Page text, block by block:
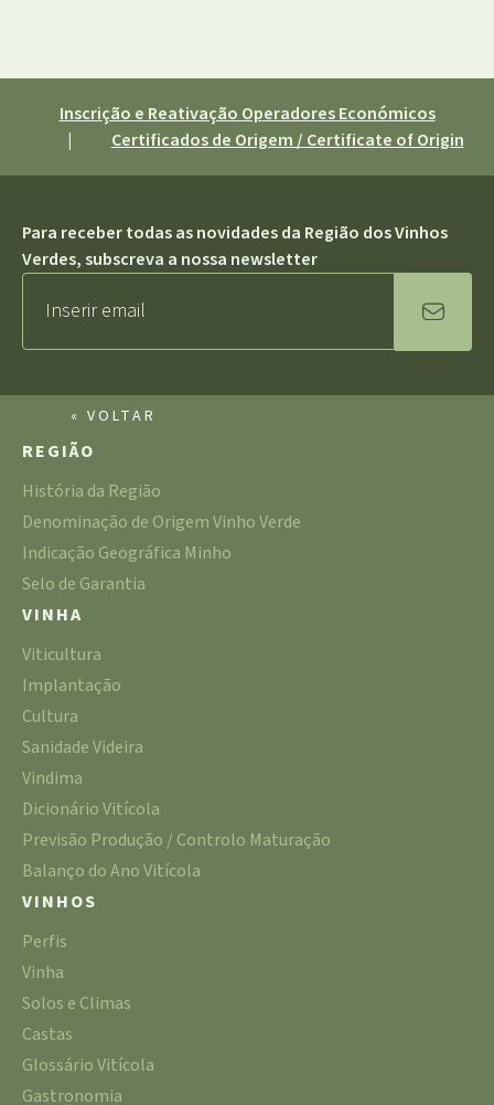
Inscrição e Reativação Operadores Económicos
|
Certificados de Origem / Certificate of Origin
Para receber todas as novidades da Região dos Vinhos
Verdes, subscreva a nossa newsletter
« VOLTAR
REGIÃO
História da Região
Denominação de Origem Vinho Verde
Indicação Geográfica Minho
Selo de Garantia
VINHA
Viticultura
Implantação
Cultura
Sanidade Videira
Vindima
Dicionário Vitícola
Previsão Produção / Controlo Maturação
Balanço do Ano Vitícola
VINHOS
Perfis
Vinha
Solos e Climas
Castas
Glossário Vitícola
Gastronomia